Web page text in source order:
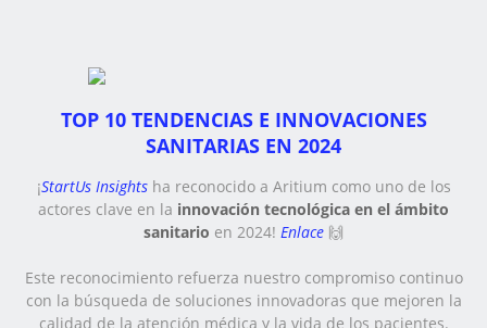
TOP 10 TENDENCIAS E INNOVACIONES
SANITARIAS EN 2024
¡StartUs Insightsha reconocido a Aritium como uno de los
actores clave en la innovación tecnológica en el ámbito
sanitario en 2024! Enlace 🙌
Este reconocimiento refuerza nuestro compromiso continuo
con la búsqueda de soluciones innovadoras que mejoren la
calidad de la atención médica y la vida de los pacientes.